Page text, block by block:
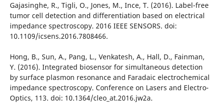
Gajasinghe, R., Tigli, O., Jones, M., Ince, T. (2016). Label-free
tumor cell detection and differentiation based on electrical
impedance spectroscopy. 2016 IEEE SENSORS. doi:
10.1109/icsens.2016.7808466.
Hong, B., Sun, A., Pang, L., Venkatesh, A., Hall, D., Fainman,
Y. (2016). Integrated biosensor for simultaneous detection
by surface plasmon resonance and Faradaic electrochemical
impedance spectroscopy. Conference on Lasers and Electro-
Optics, 113. doi: 10.1364/cleo_at.2016.jw2a.